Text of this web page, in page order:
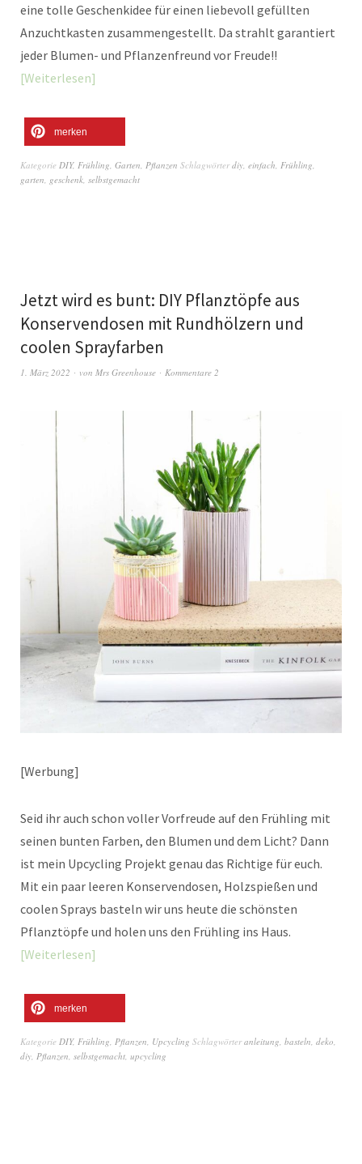
eine tolle Geschenkidee für einen liebevoll gefüllten
Anzuchtkasten zusammengestellt. Da strahlt garantiert
jeder Blumen- und Pflanzenfreund vor Freude!!
Weiterlesen
merken
Kategorie DIY, Frühling Garten Pflanzen Schlagwörterdiy einfach Frühling
garten geschenk selbstgemacht
Jetzt wird es bunt: DIY Pflanztöpfe aus
Konservendosen mit Rundhölzern und
coolen Sprayfarben
1. März 2022 von Mrs Greenhouse Kommentare 2
[Werbung]
Seid ihr auch schon voller Vorfreude auf den Frühling mit
seinen bunten Farben, den Blumen und dem Licht? Dann
ist mein Upcycling Projekt genau das Richtige für euch.
Mit ein paar leeren Konservendosen, Holzspießen und
coolen Sprays basteln wir uns heute die schönsten
Pflanztöpfe und holen uns den Frühling ins Haus.
Weiterlesen
merken
Kategorie DIY, Frühling Pflanzen Upcycling Schlagwörteranleitung basteln deko
diy Pflanzen selbstgemacht upcycling